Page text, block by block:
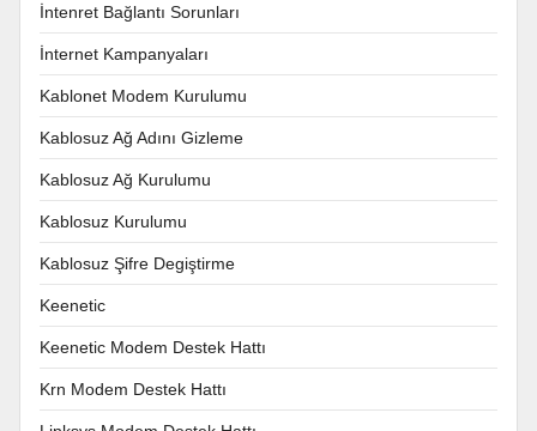
İntenret Bağlantı Sorunları
İnternet Kampanyaları
Kablonet Modem Kurulumu
Kablosuz Ağ Adını Gizleme
Kablosuz Ağ Kurulumu
Kablosuz Kurulumu
Kablosuz Şifre Degiştirme
Keenetic
Keenetic Modem Destek Hattı
Krn Modem Destek Hattı